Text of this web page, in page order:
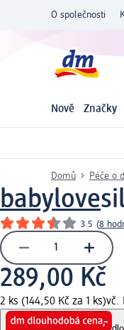
O společnosti
Nově Značky
Domů Péče o
babylove
3.5 (8
289,00 Kč
2 ks (144,50 Kč za 1 ks)vč.